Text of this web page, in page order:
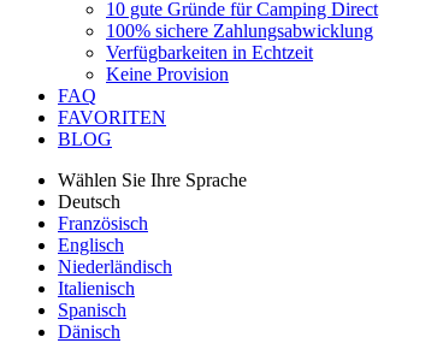
10 gute Gründe für Camping Direct
100% sichere Zahlungsabwicklung
Verfügbarkeiten in Echtzeit
Keine Provision
FAQ
FAVORITEN
BLOG
Wählen Sie Ihre Sprache
Deutsch
Französisch
Englisch
Niederländisch
Italienisch
Spanisch
Dänisch